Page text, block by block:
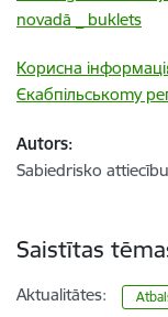
novadā _ buklets
Корисна
Єкабпільськоmу
Autors:
Sabiedrisko
Saistītas
Aktualitātes: